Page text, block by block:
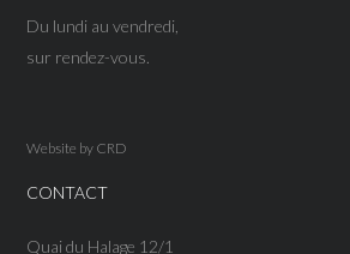
Du lundi au vendredi,
sur rendez-vous.
Website by CRD
CONTACT
Quai du Halage 12/1